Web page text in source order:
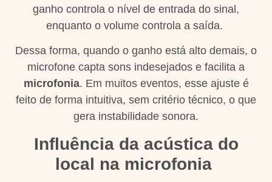
ganho controla o nível de entrada do sinal,
enquanto o volume controla a saída.
Dessa forma, quando o ganho está alto demais, o
microfone capta sons indesejados e facilita a
microfonia. Em muitos eventos, esse ajuste é
feito de forma intuitiva, sem critério técnico, o que
gera instabilidade sonora.
Influência da acústica do
local na microfonia